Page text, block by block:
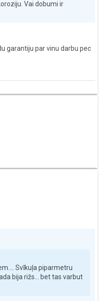
Vai dobumi ir
garantiju par vinu darbu pec
Svīkuļa piparmetru
bija rižs... bet tas varbut